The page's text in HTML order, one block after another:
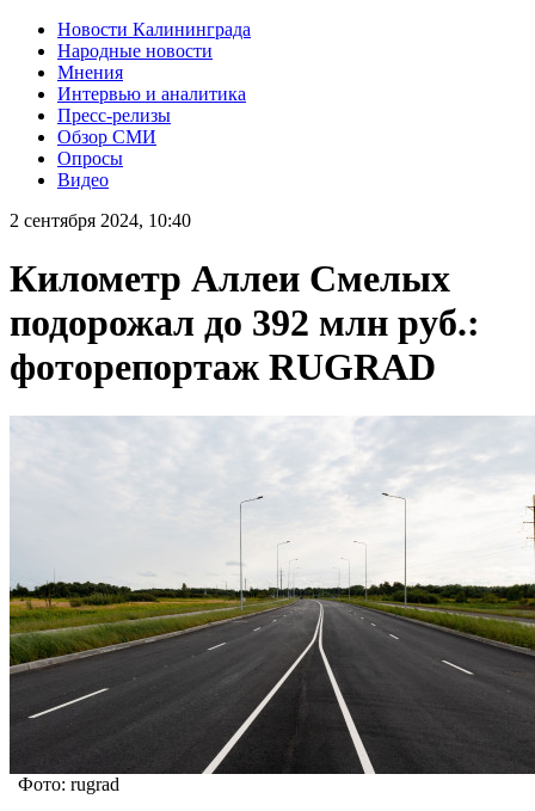
Новости Калининграда
Народные новости
Мнения
Интервью и аналитика
Пресс-релизы
Обзор СМИ
Опросы
Видео
2 сентября 2024, 10:40
Километр Аллеи Смелых
подорожал до 392 млн руб.:
фоторепортаж RUGRAD
Фото: rugrad